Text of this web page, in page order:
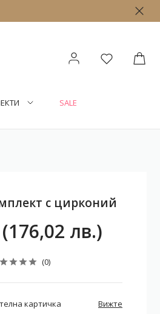
SALE
с цирконий
лв.)
(0)
картичка Вижте